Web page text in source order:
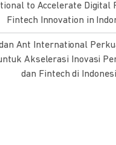
to Accelerate Digital
Fintech Innovation in
dan Ant International
Akselerasi Inovasi
dan Fintech di